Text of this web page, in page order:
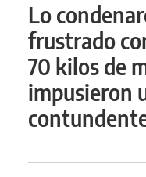
Lo
frustrado
70 kilos de
impusieron